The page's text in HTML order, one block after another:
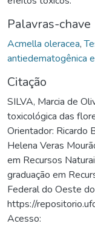
Palavras-chave
Acmella oleracea,
antiedematogênica
Citação
SILVA, Marcia de
toxicológica das
Orientador: Ricardo
Helena Veras
em Recursos
graduação em
Federal do Oeste
https://
Acesso: